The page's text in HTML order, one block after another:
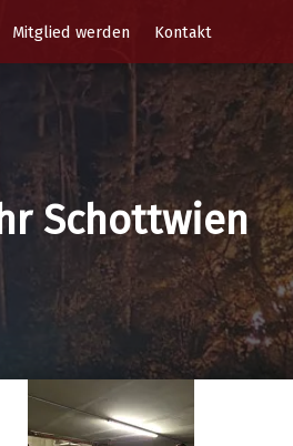
Mitglied werden Kontakt
Schottwien